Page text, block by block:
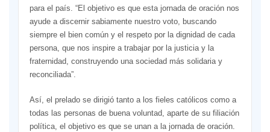
para el país. “El objetivo es que esta jornada de oración nos
ayude a discernir sabiamente nuestro voto, buscando
siempre el bien común y el respeto por la dignidad de cada
persona, que nos inspire a trabajar por la justicia y la
fraternidad, construyendo una sociedad más solidaria y
reconciliada”.
Así, el prelado se dirigió tanto a los fieles católicos como a
todas las personas de buena voluntad, aparte de su filiación
política, el objetivo es que se unan a la jornada de oración.